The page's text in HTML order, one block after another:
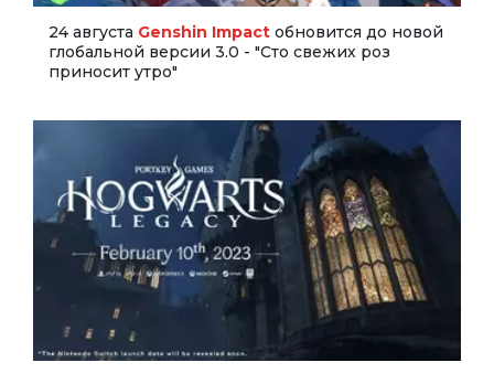
24 августа Genshin Impact обновится до новой
глобальной версии 3.0 - "Сто свежих роз
приносит утро"